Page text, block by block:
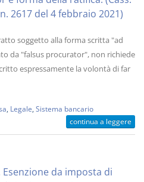
2617 del 4 febbraio 2021)
soggetto alla forma scritta "ad
da "falsus procurator", non richiede
espressamente la volontà di far
Legale Sistema bancario
continua a leggere
da imposta di